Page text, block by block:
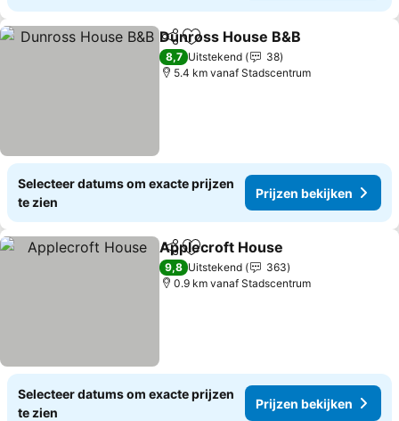
DelenToevoegen aan favorieten
Dunross House B&B
8,7 Uitstekend
38
5.4 km vanaf Stadscentrum
Selecteer datums om exacte prijzen
te zien
Prijzen bekijken
DelenToevoegen aan favorieten
Applecroft House
9,8 Uitstekend
363
0.9 km vanaf Stadscentrum
Selecteer datums om exacte prijzen
te zien
Prijzen bekijken